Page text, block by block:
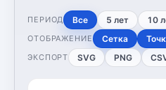
ПЕРИОД Все 5 лет 10
ОТОБРАЖЕНИЕ Сетка
ЭКСПОРТ SVG PNG